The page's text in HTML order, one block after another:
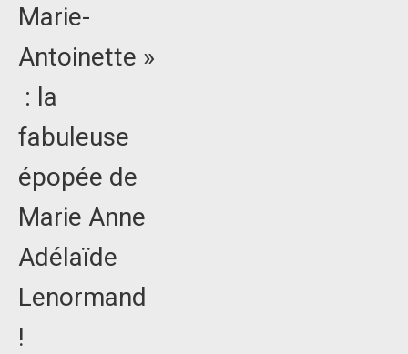
Marie-
Antoinette »
: la
fabuleuse
épopée de
Marie Anne
Adélaïde
Lenormand
!